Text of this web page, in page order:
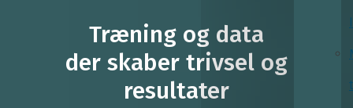
Træning og data
der skaber trivsel og
resultater